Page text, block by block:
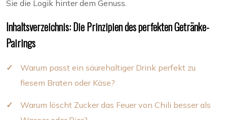
Sie die Logik hinter dem Genuss.
Inhaltsverzeichnis: Die Prinzipien des perfekten Getränke-
Pairings
Warum passt ein säurehaltiger Drink perfekt zu
fiesem Braten oder Käse?
Warum löscht Zucker das Feuer von Chili besser als